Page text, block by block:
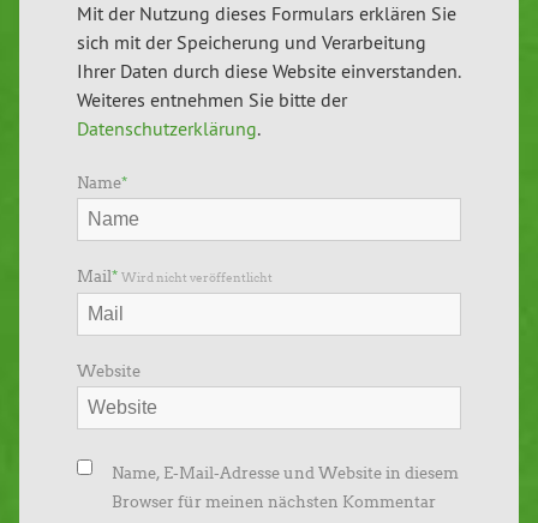
Mit der Nutzung dieses Formulars erklären Sie
sich mit der Speicherung und Verarbeitung
Ihrer Daten durch diese Website einverstanden.
Weiteres entnehmen Sie bitte der
Datenschutzerklärung.
Name*
Mail* Wird nicht veröffentlicht
Website
Name, E-Mail-Adresse und Website in diesem
Browser für meinen nächsten Kommentar